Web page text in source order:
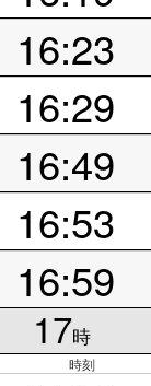
16:23
16:29
16:49
16:53
16:59
17時
時刻